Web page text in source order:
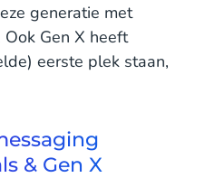
generatie met
Gen X heeft
eerste plek staan,
& Gen X